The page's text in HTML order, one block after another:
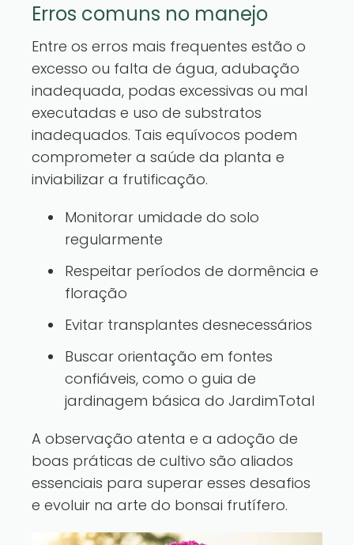
Erros comuns no manejo
Entre os erros mais frequentes estão o
excesso ou falta de água, adubação
inadequada, podas excessivas ou mal
executadas e uso de substratos
inadequados. Tais equívocos podem
comprometer a saúde da planta e
inviabilizar a frutificação.
Monitorar umidade do solo
regularmente
Respeitar períodos de dormência e
floração
Evitar transplantes desnecessários
Buscar orientação em fontes
confiáveis, como o guia de
jardinagem básica do JardimTotal
A observação atenta e a adoção de
boas práticas de cultivo são aliados
essenciais para superar esses desafios
e evoluir na arte do bonsai frutífero.